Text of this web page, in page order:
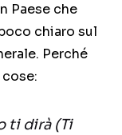
Paese che
chiaro sul
Perché
ti dirà (Ti